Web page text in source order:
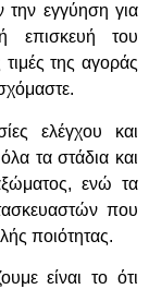
την εγγύηση για
επισκευή του
της αγοράς
ελέγχου και
τα στάδια και
ενώ τα
που
ποιότητας.
είναι το ότι